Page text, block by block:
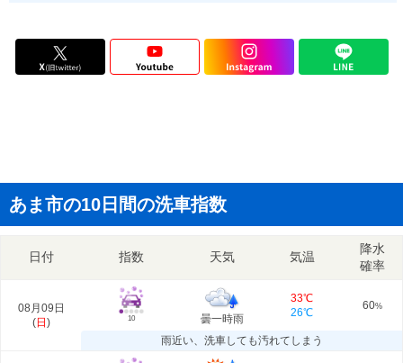
あま市の10日間の洗車指数
日付 指数 天気 気温
降水
確率
08月09日
(日 ) 10 曇一時雨
33℃
26℃
60%
雨近い、洗車しても汚れてしまう